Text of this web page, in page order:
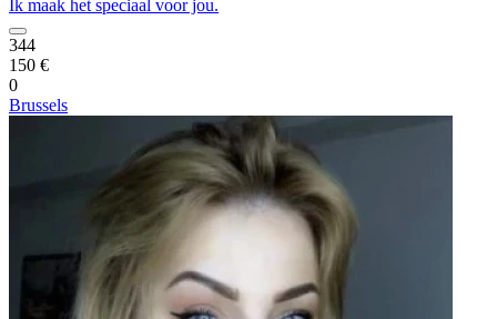
Ik maak het speciaal voor jou.
344
150 €
0
Brussels